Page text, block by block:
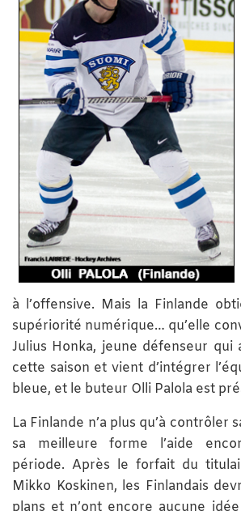
à l’offensive. Mais la Finlande
supériorité numérique… qu’elle
Julius Honka, jeune défenseur qui
cette saison et vient d’intégrer
bleue, et le buteur Olli Palola est
La Finlande n’a plus qu’à contrôler
sa meilleure forme l’aide
période. Après le forfait du
Mikko Koskinen, les Finlandais
plans et n’ont encore aucune